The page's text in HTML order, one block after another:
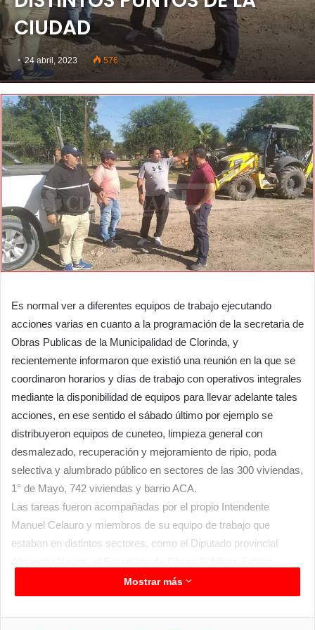
CIUDAD
24 abril, 2023 576
Es normal ver a diferentes equipos de trabajo ejecutando
acciones varias en cuanto a la programación de la secretaria de
Obras Publicas de la Municipalidad de Clorinda, y
recientemente informaron que existió una reunión en la que se
coordinaron horarios y días de trabajo con operativos integrales
mediante la disponibilidad de equipos para llevar adelante tales
acciones, en ese sentido el sábado último por ejemplo se
distribuyeron equipos de cuneteo, limpieza general con
desmalezado, recuperación y mejoramiento de ripio, poda
selectiva y alumbrado público en sectores de las 300 viviendas,
1° de Mayo, 742 viviendas y barrio ACA.
Las tareas fueron acompañadas por el propio Intendente
Manuel Celauro y miembros de su equipo de trabajo que
estaban en distintos sectores, como el Diputado provincial
Vázquez y el Vicepresidente del Concejo Deliberante Ariel
Caniza, este último quien expresó que se mantuvieron como
suele suceder habitualmente, reuniones de trabajo en la que se
Mostrar más